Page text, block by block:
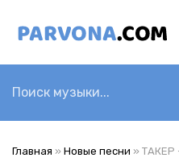
Главная » Новые песни » ТАКЕР